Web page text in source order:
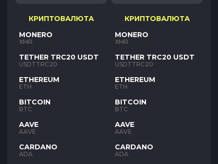
КРИПТОВАЛЮТА
MONERO
XMR
TETHER TRC20 USDT
USDTTRC20
ETHEREUM
ETH
BITCOIN
BTC
AAVE
AAVE
CARDANO
ADA
КРИПТОВАЛЮТА
MONERO
XMR
TETHER TRC20 USDT
USDTTRC20
ETHEREUM
ETH
BITCOIN
BTC
AAVE
AAVE
CARDANO
ADA